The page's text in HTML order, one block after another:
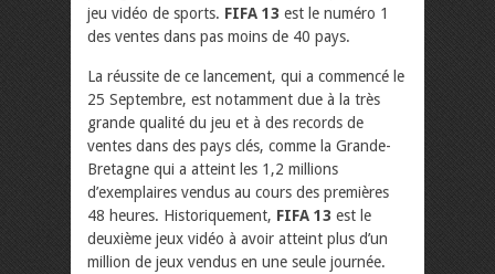
jeu vidéo de sports. FIFA 13 est le numéro 1
des ventes dans pas moins de 40 pays.
La réussite de ce lancement, qui a commencé le
25 Septembre, est notamment due à la très
grande qualité du jeu et à des records de
ventes dans des pays clés, comme la Grande-
Bretagne qui a atteint les 1,2 millions
d’exemplaires vendus au cours des premières
48 heures. Historiquement, FIFA 13 est le
deuxième jeux vidéo à avoir atteint plus d’un
million de jeux vendus en une seule journée.